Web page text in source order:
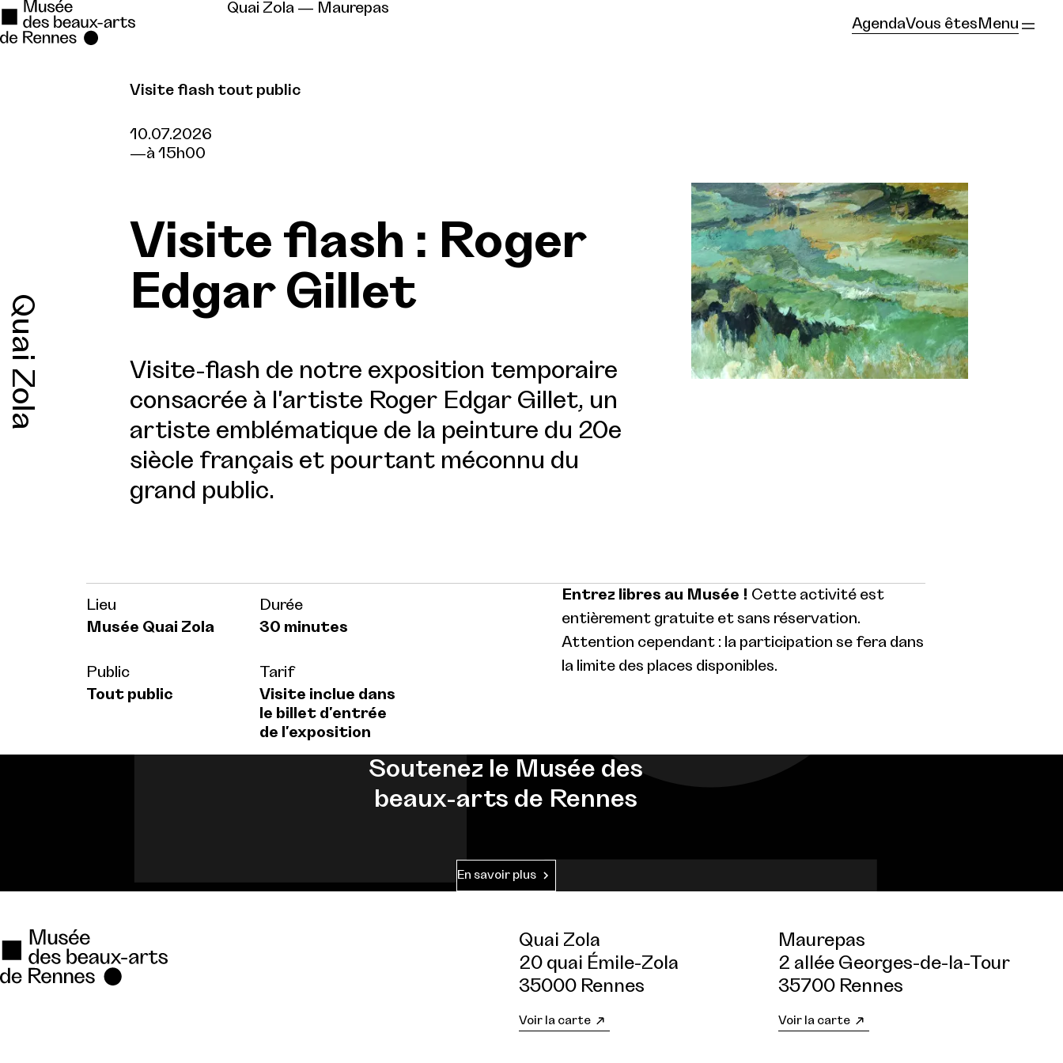
Quai Zola — Maurepas
AgendaVous êtes Menu
Quai Zola
Visite flash tout public
10.07.2026
à 15h00
Visite flash : Roger
Edgar Gillet
Visite-flash de notre exposition temporaire
consacrée à l'artiste Roger Edgar Gillet, un
artiste emblématique de la peinture du 20e
siècle français et pourtant méconnu du
grand public.
Lieu
Musée Quai Zola
Durée
30 minutes
Public
Tout public
Tarif
Visite inclue dans
le billet d'entrée
de l'exposition
Entrez libres au Musée ! Cette activité est
entièrement gratuite et sans réservation.
Attention cependant : la participation se fera dans
la limite des places disponibles.
Soutenez le Musée des
beaux-arts de Rennes
En savoir plus
Quai Zola
20 quai Émile-Zola
35000 Rennes
Voir la carte
Maurepas
2 allée Georges-de-la-Tour
35700 Rennes
Voir la carte